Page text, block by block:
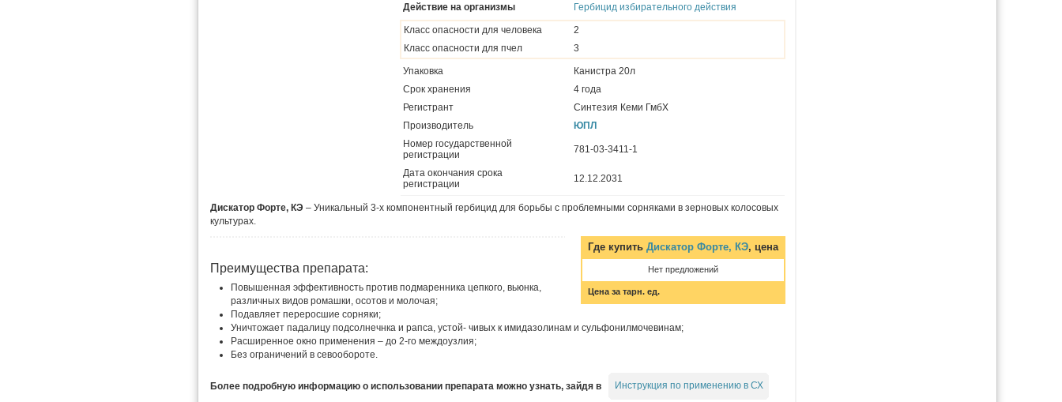
Действие на организмы
Гербицид избирательного действия
Класс опасности для человека
2
Класс опасности для пчел
3
Упаковка
Канистра 20л
Срок хранения
4 года
Регистрант
Синтезия Кеми ГмбХ
Производитель
ЮПЛ
Номер государственной
регистрации
781-03-3411-1
Дата окончания срока
регистрации
12.12.2031
Дискатор Форте, КЭ – Уникальный 3-х компонентный гербицид для борьбы с проблемными сорняками в зерновых колосовых
культурах.
Где купить Дискатор Форте, КЭ, цена
Нет предложений
Цена за тарн. ед.
Преимущества препарата:
Повышенная эффективность против подмаренника цепкого, вьюнка,
различных видов ромашки, осотов и молочая;
Подавляет переросшие сорняки;
Уничтожает падалицу подсолнечнка и рапса, устой- чивых к имидазолинам и сульфонилмочевинам;
Расширенное окно применения – до 2-го междоузлия;
Без ограничений в севообороте.
Более подробную информацию о использовании препарата можно узнать, зайдя в Инструкция по применению в СХ